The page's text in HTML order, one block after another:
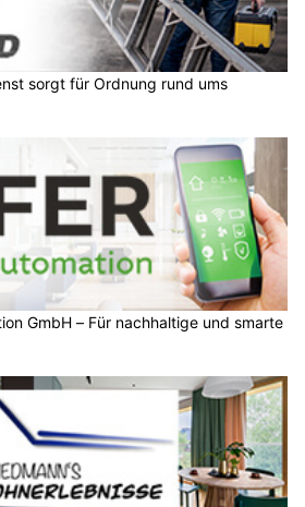
sorgt für Ordnung rund ums
GmbH – Für nachhaltige und smarte